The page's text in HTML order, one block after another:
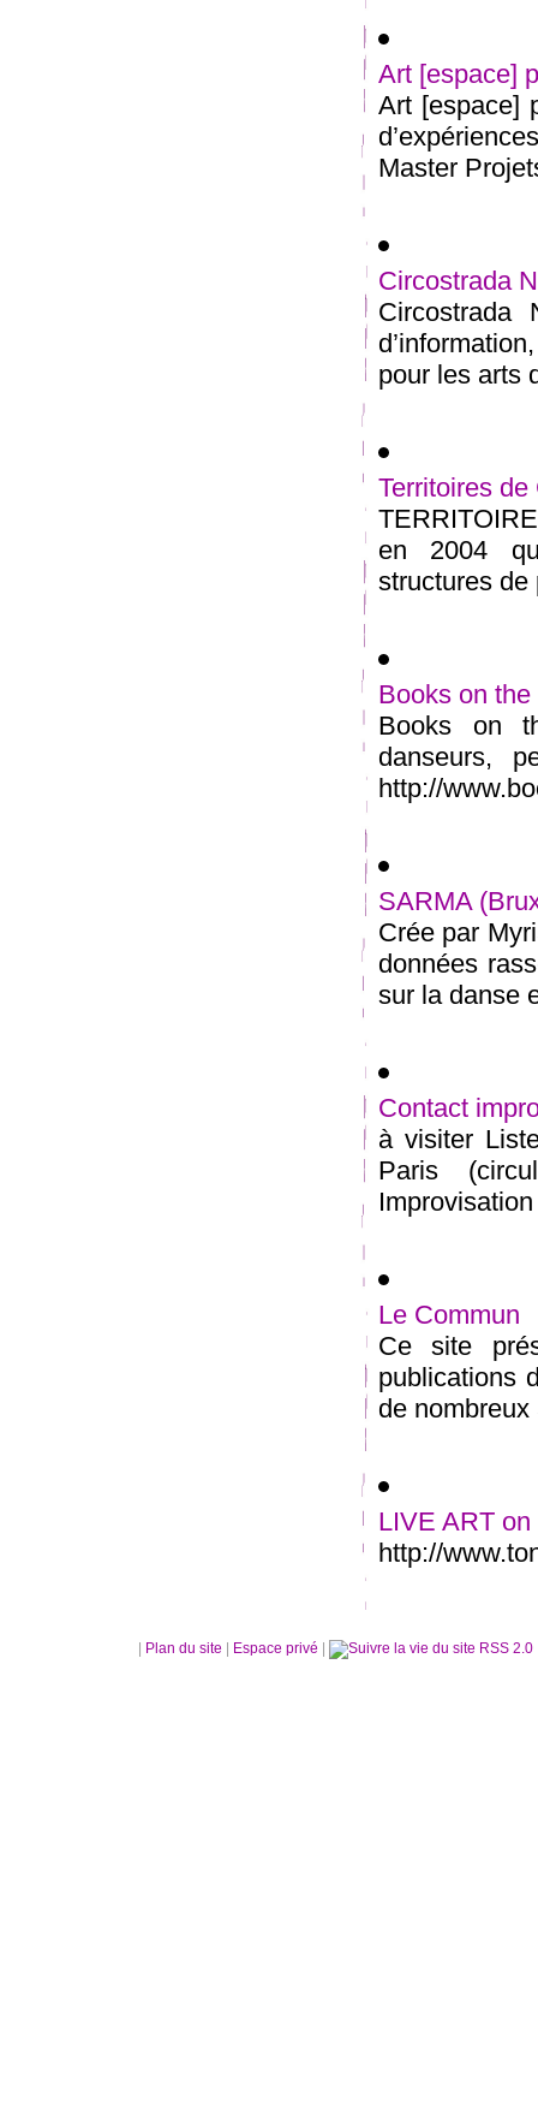
Art [espace]
Art [espace]
Master
Circostrada
Circostrada
pour les arts
Territoires de
en 2004
structures de
Books on the
Books on
danseurs,
http://
SARMA
Crée par
données
sur la danse
Contact
à visiter
Paris
Le Commun
Ce site
publications
de
LIVE ART
http://
Plan du site Espace privé RSS 2.0